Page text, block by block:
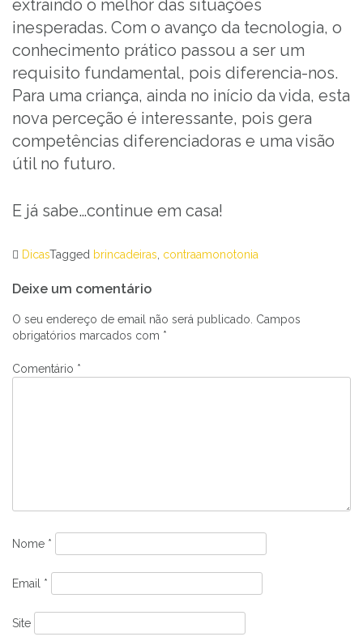
extraindo o melhor das situações
inesperadas. Com o avanço da tecnologia, o
conhecimento prático passou a ser um
requisito fundamental, pois diferencia-nos.
Para uma criança, ainda no início da vida, esta
nova perceção é interessante, pois gera
competências diferenciadoras e uma visão
útil no futuro.
E já sabe…continue em casa!
DicasTagged brincadeiras contraamonotonia
de
artigos
Deixe um comentário
O seu endereço de email não será publicado. Campos
obrigatórios marcados com *
Comentário *
Nome *
Email *
Site